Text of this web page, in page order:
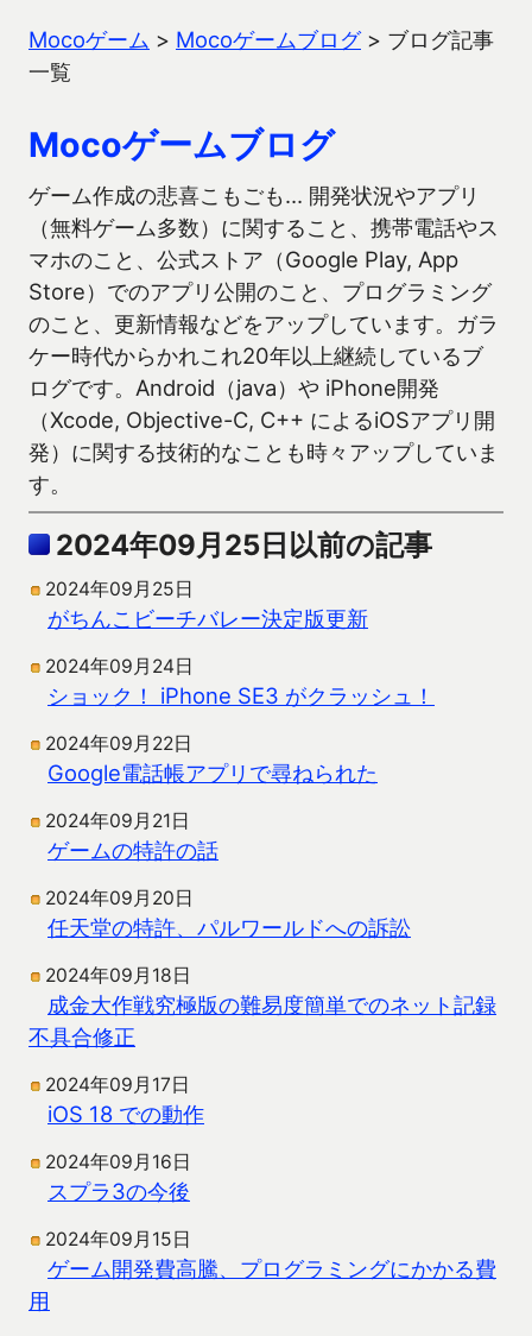
Mocoゲーム > Mocoゲームブログ> ブログ記事
一覧
Mocoゲームブログ
ゲーム作成の悲喜こもごも… 開発状況やアプリ
（無料ゲーム多数）に関すること、携帯電話やス
マホのこと、公式ストア（Google Play, App
Store）でのアプリ公開のこと、プログラミング
のこと、更新情報などをアップしています。ガラ
ケー時代からかれこれ20年以上継続しているブ
ログです。Android（java）や iPhone開発
（Xcode, Objective-C, C++ によるiOSアプリ開
発）に関する技術的なことも時々アップしていま
す。
2024年09月25日以前の記事
2024年09月25日
がちんこビーチバレー決定版更新
2024年09月24日
ショック！ iPhone SE3 がクラッシュ！
2024年09月22日
Google電話帳アプリで尋ねられた
2024年09月21日
ゲームの特許の話
2024年09月20日
任天堂の特許、パルワールドへの訴訟
2024年09月18日
成金大作戦究極版の難易度簡単でのネット記録
不具合修正
2024年09月17日
iOS 18 での動作
2024年09月16日
スプラ3の今後
2024年09月15日
ゲーム開発費高騰、プログラミングにかかる費
用